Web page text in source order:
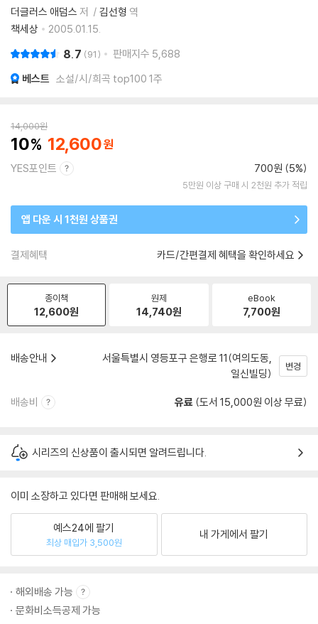
더글러스 애덤스 저 김선형 역
책세상
2005.01.15.
8.7 91 판매지수 5,688
베스트 소설/시/희곡 top100 1주
14,000원
10 12,600
YES포인트 700원 (5%)
5만원 이상 구매 시 2천원 추가 적립
앱 다운 시 1천원 상품권
결제혜택 카드/간편결제 혜택을 확인하세요
종이책
12,600원
원제
14,740원
eBook
7,700원
배송안내
서울특별시 영등포구 은행로 11(여의도동,
일신빌딩)
변경
배송비 유료 (도서 15,000원 이상 무료)
시리즈의 신상품이 출시되면 알려드립니다.
이미 소장하고 있다면 판매해 보세요.
예스24에 팔기
최상 매입가 3,500원
내 가게에서 팔기
해외배송 가능
문화비소득공제 가능